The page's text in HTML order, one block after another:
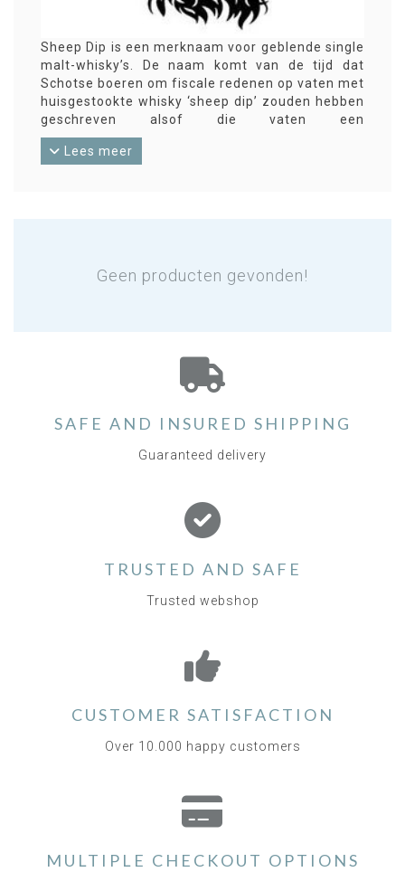
Sheep Dip is een merknaam voor geblende single
malt-whisky’s. De naam komt van de tijd dat
Schotse boeren om fiscale redenen op vaten met
huisgestookte whisky ‘sheep dip’ zouden hebben
geschreven alsof die vaten een
ontsmettingsmiddel voor schapen (sheep dip)
zouden bevatten.
Lees meer
Geen producten gevonden!
SAFE AND INSURED SHIPPING
Guaranteed delivery
TRUSTED AND SAFE
Trusted webshop
CUSTOMER SATISFACTION
Over 10.000 happy customers
MULTIPLE CHECKOUT OPTIONS